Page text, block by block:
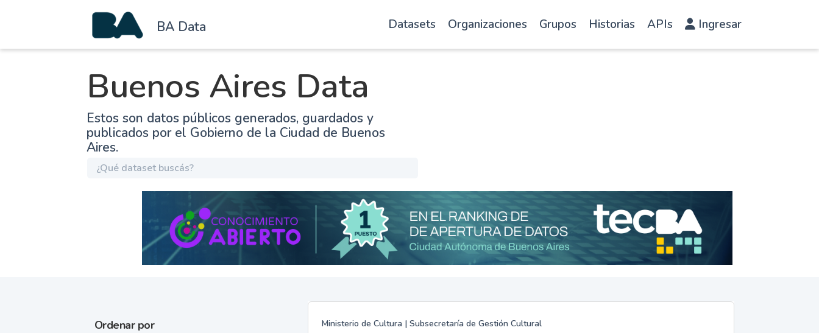
BA Data Datasets Organizaciones Grupos Historias APIs Ingresar
Buenos Aires Data
Estos son datos públicos generados, guardados y
publicados por el Gobierno de la Ciudad de Buenos
Aires.
Ordenar por Ministerio de Cultura | Subsecretaría de Gestión Cultural